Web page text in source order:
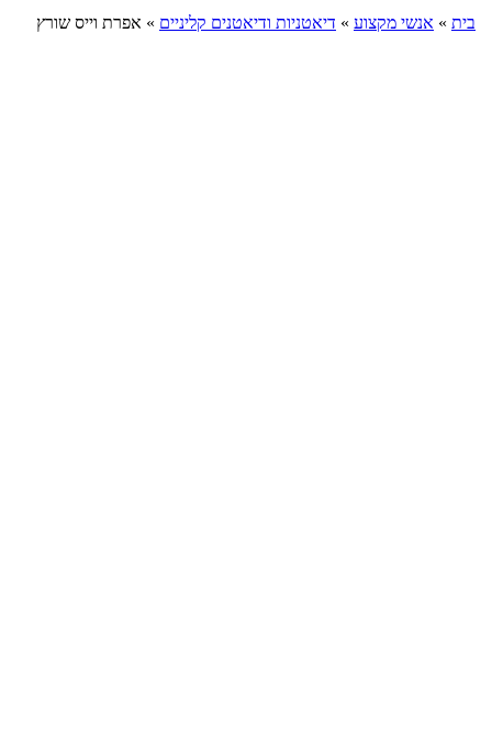
בית » אנשי מקצוע » דיאטניות ודיאטנים קליניים » אפרת וייס שורץ